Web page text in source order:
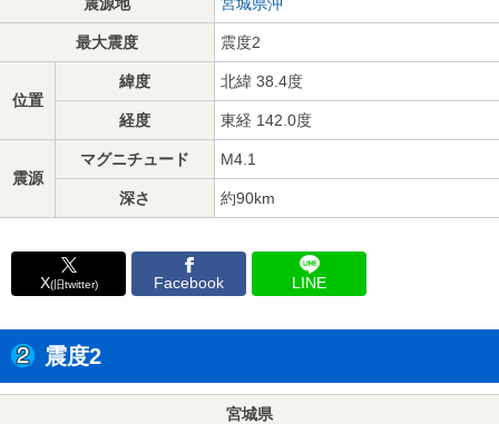
最大震度 震度2
位置
緯度 北緯 38.4度
経度 東経 142.0度
震源
マグニチュード M4.1
深さ 約90km
X(旧twitter) Facebook LINE
震度2
宮城県